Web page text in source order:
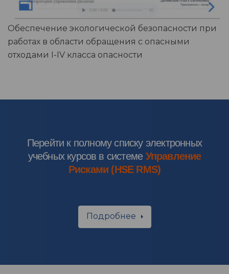
Обеспечение экологической безопасности при
работах в области обращения с опасными
отходами I-IV класса опасности
Перейти к полному списку электронных
учебных курсов в системе Управление
Рисками (HSE RMS)
Подробнее